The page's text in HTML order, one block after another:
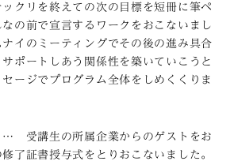
リを終えての次の目標を短冊に筆ペ
の前で宣言するワークをおこないまし
イのミーティングでその後の進み具合
ポートしあう関係性を築いていこうと
ージでプログラム全体をしめくくりま
… 受講生の所属企業からのゲストをお
了証書授与式をとりおこないました。